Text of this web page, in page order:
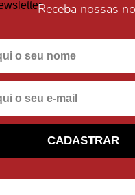
Receba nossas